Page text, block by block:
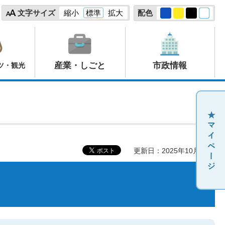
文字サイズ 縮小 標準 拡大 配色
・観光 産業・しごと 市政情報
更新日：2025年10月23日